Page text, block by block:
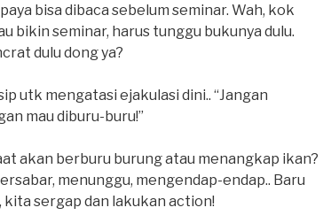
bisa dibaca sebelum seminar. Wah, kok
bikin seminar, harus tunggu bukunya dulu.
dulu dong ya?
utk mengatasi ejakulasi dini.. “Jangan
mau diburu-buru!”
akan berburu burung atau menangkap ikan?
menunggu, mengendap-endap.. Baru
kita sergap dan lakukan action!